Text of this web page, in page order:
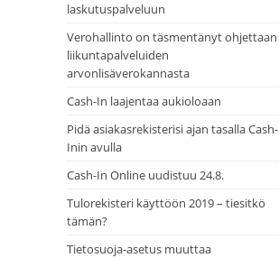
laskutuspalveluun
Verohallinto on täsmentänyt ohjettaan
liikuntapalveluiden
arvonlisäverokannasta
Cash-In laajentaa aukioloaan
Pidä asiakasrekisterisi ajan tasalla Cash-
Inin avulla
Cash-In Online uudistuu 24.8.
Tulorekisteri käyttöön 2019 – tiesitkö
tämän?
Tietosuoja-asetus muuttaa